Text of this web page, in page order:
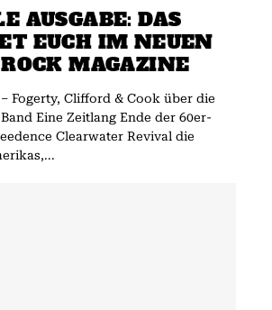
AUSGABE: DAS
EUCH IM NEUEN
MAGAZINE
Fogerty, Clifford & Cook über die
der 60er-
Clearwater Revival die